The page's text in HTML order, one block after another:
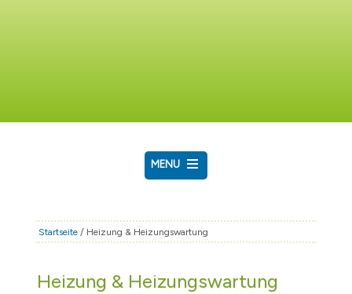
MENU
RATHAUS & POLITIK
FAMILIE & BILDUNG
Startseite / Heizung & Heizungswartung
Heizung & Heizungswartung